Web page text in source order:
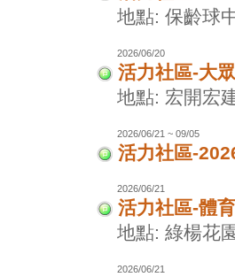
地點: 保齡球
2026/06/20
活力社區-大
地點: 宏開宏
2026/06/21 ~ 09/05
活力社區-
2026/06/21
活力社區-體
地點: 綠楊花
2026/06/21